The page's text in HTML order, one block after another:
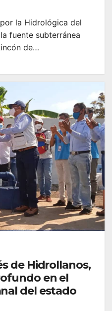
la Hidrológica del
fuente subterránea
de…
de Hidrollanos,
en el
del estado